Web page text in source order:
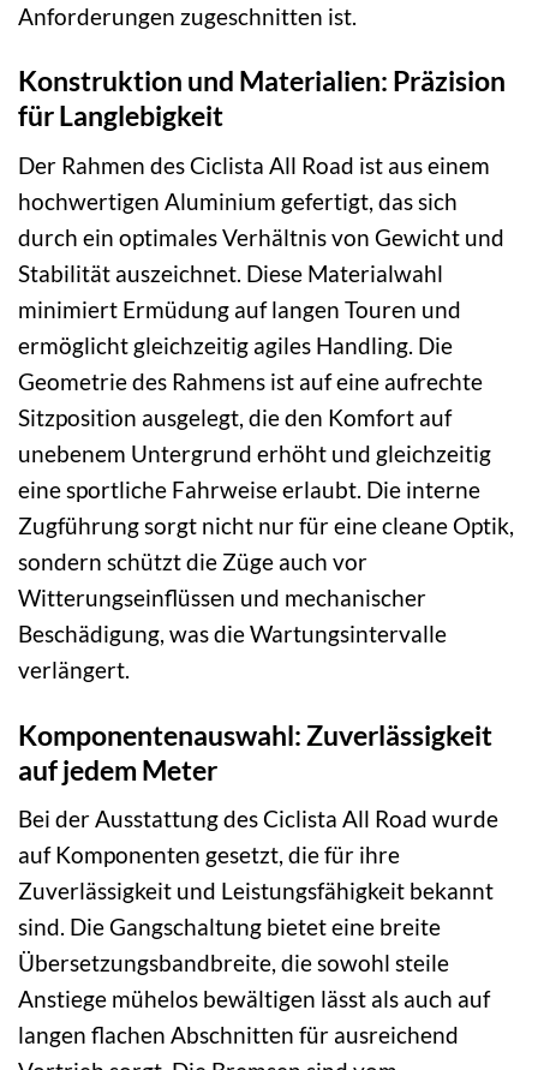
Anforderungen zugeschnitten ist.
Konstruktion und Materialien: Präzision
für Langlebigkeit
Der Rahmen des Ciclista All Road ist aus einem
hochwertigen Aluminium gefertigt, das sich
durch ein optimales Verhältnis von Gewicht und
Stabilität auszeichnet. Diese Materialwahl
minimiert Ermüdung auf langen Touren und
ermöglicht gleichzeitig agiles Handling. Die
Geometrie des Rahmens ist auf eine aufrechte
Sitzposition ausgelegt, die den Komfort auf
unebenem Untergrund erhöht und gleichzeitig
eine sportliche Fahrweise erlaubt. Die interne
Zugführung sorgt nicht nur für eine cleane Optik,
sondern schützt die Züge auch vor
Witterungseinflüssen und mechanischer
Beschädigung, was die Wartungsintervalle
verlängert.
Komponentenauswahl: Zuverlässigkeit
auf jedem Meter
Bei der Ausstattung des Ciclista All Road wurde
auf Komponenten gesetzt, die für ihre
Zuverlässigkeit und Leistungsfähigkeit bekannt
sind. Die Gangschaltung bietet eine breite
Übersetzungsbandbreite, die sowohl steile
Anstiege mühelos bewältigen lässt als auch auf
langen flachen Abschnitten für ausreichend